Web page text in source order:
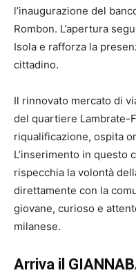
l’inaugurazione del
Rombon. L’apertura
Isola e rafforza la
cittadino.
Il rinnovato mercato di
del quartiere Lambrate-
riqualificazione, ospita
L’inserimento in questo
rispecchia la volontà
direttamente con la
giovane, curioso e
milanese.
Arriva il